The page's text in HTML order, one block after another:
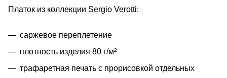
Платок из коллекции Sergio Verotti:
саржевое переплетение
плотность изделия 80 г/м²
трафаретная печать с прорисовкой отдельных